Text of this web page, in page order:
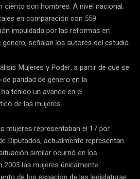
ciento son hombres. A nivel nacional,
en comparación con 559
impuldada por las reformas en
señalan los autores del estudio.
Mujeres y Poder, a partir de que se
paridad de género en la
tenido un avance en el
de las mujeres.
mujeres representaban el 17 por
Diputados, actualmente representan
similar ocurrió en los
2003 las mujeres únicamente